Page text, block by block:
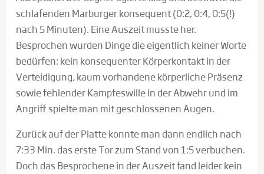
schlafenden Marburger konsequent (0:2, 0:4, 0:5(!)
nach 5 Minuten). Eine Auszeit musste her.
Besprochen wurden Dinge die eigentlich keiner Worte
bedürfen: kein konsequenter Körperkontakt in der
Verteidigung, kaum vorhandene körperliche Präsenz
sowie fehlender Kampfeswille in der Abwehr und im
Angriff spielte man mit geschlossenen Augen.
Zurück auf der Platte konnte man dann endlich nach
7:33 Min. das erste Tor zum Stand von 1:5 verbuchen.
Doch das Besprochene in der Auszeit fand leider kein